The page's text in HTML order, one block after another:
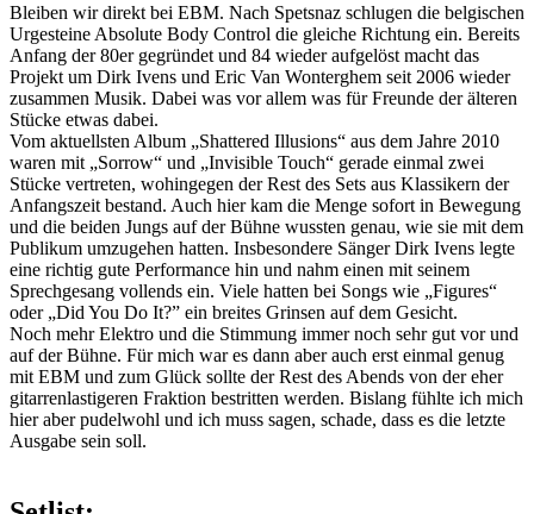
Bleiben wir direkt bei EBM. Nach Spetsnaz schlugen die belgischen
Urgesteine Absolute Body Control die gleiche Richtung ein. Bereits
Anfang der 80er gegründet und 84 wieder aufgelöst macht das
Projekt um Dirk Ivens und Eric Van Wonterghem seit 2006 wieder
zusammen Musik. Dabei was vor allem was für Freunde der älteren
Stücke etwas dabei.
Vom aktuellsten Album „Shattered Illusions“ aus dem Jahre 2010
waren mit „Sorrow“ und „Invisible Touch“ gerade einmal zwei
Stücke vertreten, wohingegen der Rest des Sets aus Klassikern der
Anfangszeit bestand. Auch hier kam die Menge sofort in Bewegung
und die beiden Jungs auf der Bühne wussten genau, wie sie mit dem
Publikum umzugehen hatten. Insbesondere Sänger Dirk Ivens legte
eine richtig gute Performance hin und nahm einen mit seinem
Sprechgesang vollends ein. Viele hatten bei Songs wie „Figures“
oder „Did You Do It?” ein breites Grinsen auf dem Gesicht.
Noch mehr Elektro und die Stimmung immer noch sehr gut vor und
auf der Bühne. Für mich war es dann aber auch erst einmal genug
mit EBM und zum Glück sollte der Rest des Abends von der eher
gitarrenlastigeren Fraktion bestritten werden. Bislang fühlte ich mich
hier aber pudelwohl und ich muss sagen, schade, dass es die letzte
Ausgabe sein soll.